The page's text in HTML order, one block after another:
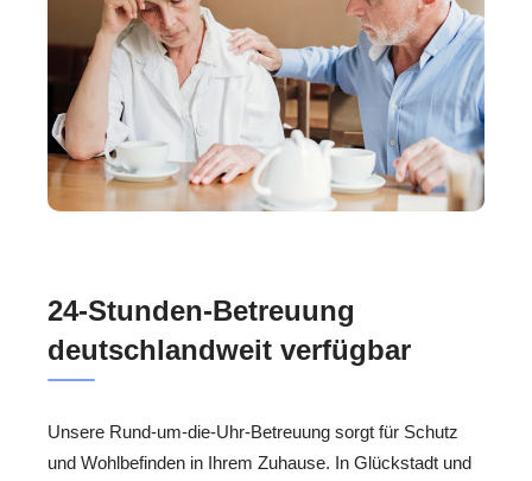
24-Stunden-Betreuung
deutschlandweit verfügbar
Unsere Rund-um-die-Uhr-Betreuung sorgt für Schutz
und Wohlbefinden in Ihrem Zuhause. In Glückstadt und